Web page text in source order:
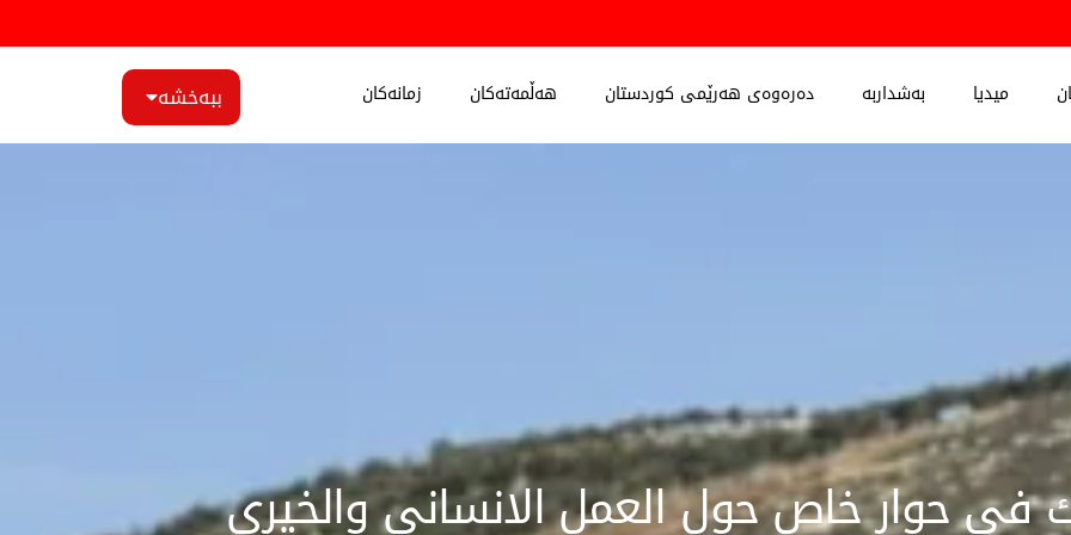
میدیا بەشداربە دەرەوەی هەرێمی کوردستان هەڵمەتەکان زمانەکان ببەخشە
حوار خاص حول العمل الانساني والخيري